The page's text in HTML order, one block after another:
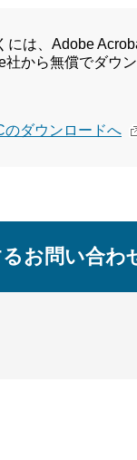
には、Adobe
から無償でダウン
のダウンロードへ
お問い合わ